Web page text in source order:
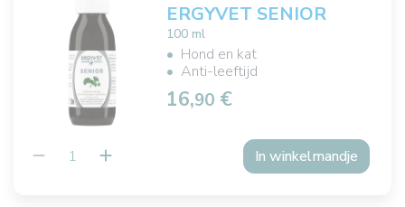
ERGYVET SENIOR
100 ml
Hond en kat
Anti-leeftijd
16,90 €
In winkelmandje